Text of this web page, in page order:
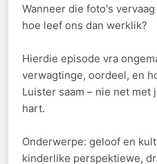
Wanneer die foto's
hoe leef ons dan werklik?
Hierdie episode vra
verwagtinge, oordeel, en
Luister saam – nie net met
hart.
Onderwerpe: geloof en
kinderlike perspektiewe,